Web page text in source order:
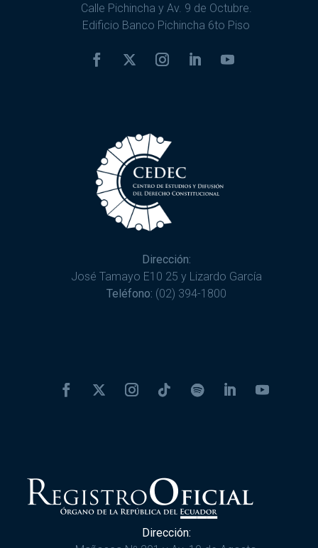
Calle Pichincha y Av. 9 de Octubre.
Edificio Banco Pichincha 6to Piso
Dirección:
José Tamayo E10 25 y Lizardo García
Teléfono: (02) 394-1800
Dirección: